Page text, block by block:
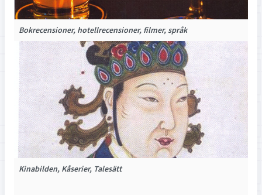
Bokrecensioner, hotellrecensioner, filmer, språk
Kinabilden, Kåserier, Talesätt